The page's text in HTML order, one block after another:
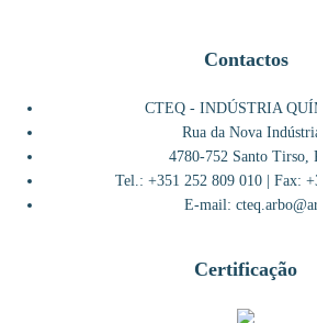
Contactos
CTEQ - INDÚSTRIA
Rua da Nova
4780-752 Santo Tirso,
Tel.: +351 252 809 010 | Fax:
E-mail:
Certificação